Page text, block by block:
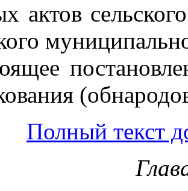
актов
Полный текст